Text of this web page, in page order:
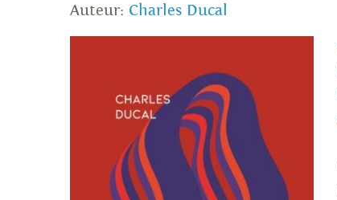
Auteur: Charles Ducal